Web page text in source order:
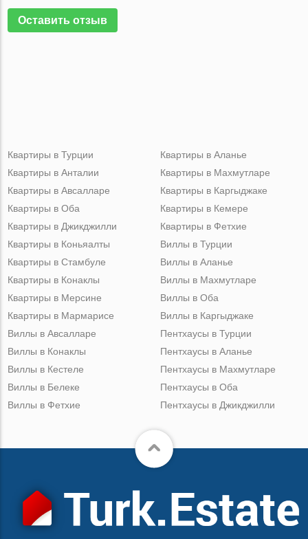
Оставить отзыв
Квартиры в Турции
Квартиры в Анталии
Квартиры в Авсалларе
Квартиры в Оба
Квартиры в Джикджилли
Квартиры в Аланье
Квартиры в Махмутларе
Квартиры в Каргыджаке
Квартиры в Кемере
Квартиры в Фетхие
Квартиры в Коньяалты
Квартиры в Стамбуле
Квартиры в Конаклы
Квартиры в Мерсине
Квартиры в Мармарисе
Виллы в Турции
Виллы в Аланье
Виллы в Махмутларе
Виллы в Оба
Виллы в Каргыджаке
Виллы в Авсалларе
Виллы в Конаклы
Виллы в Кестеле
Виллы в Белеке
Виллы в Фетхие
Пентхаусы в Турции
Пентхаусы в Аланье
Пентхаусы в Махмутларе
Пентхаусы в Оба
Пентхаусы в Джикджилли